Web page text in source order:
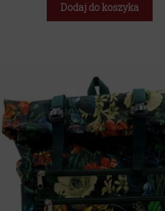
Dodaj do koszyka